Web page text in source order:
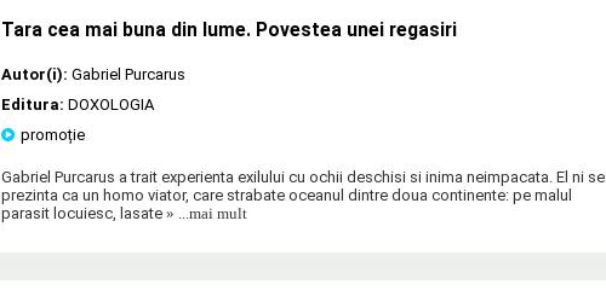
Tara cea mai buna din lume. Povestea unei regasiri
Autor(i): Gabriel Purcarus
Editura: DOXOLOGIA
promoție
Gabriel Purcarus a trait experienta exilului cu ochii deschisi si inima neimpacata. El ni se
prezinta ca un homo viator, care strabate oceanul dintre doua continente: pe malul
parasit locuiesc, lasate » ...mai mult